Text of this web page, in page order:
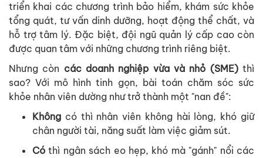
triển khai các chương trình bảo hiểm, khám sức khỏe
tổng quát, tư vấn dinh dưỡng, hoạt động thể chất, và
hỗ trợ tâm lý. Đặc biệt, đội ngũ quản lý cấp cao còn
được quan tâm với những chương trình riêng biệt.
Nhưng còn các doanh nghiệp vừa và nhỏ (SME) thì
sao?Với mô hình tinh gọn, bài toán chăm sóc sức
khỏe nhân viên dường như trở thành một "nan đề":
Không có thì nhân viên không hài lòng, khó giữ
chân người tài, năng suất làm việc giảm sút.
Có thì ngân sách eo hẹp, khó mà"gánh" nổi các